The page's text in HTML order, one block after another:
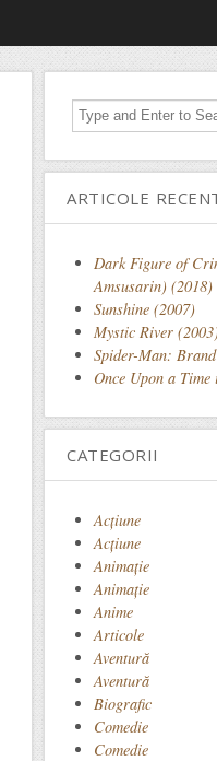
ARTICOLE
Dark Figure of
Amsusarin) (2018)
Sunshine (2007)
Mystic River
Spider-Man:
Once Upon a
CATEGORII
Acţiune
Acțiune
Animaţie
Animație
Anime
Articole
Aventură
Aventură
Biografic
Comedie
Comedie